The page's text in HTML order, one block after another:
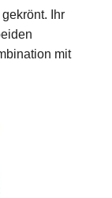
Ihr
mit